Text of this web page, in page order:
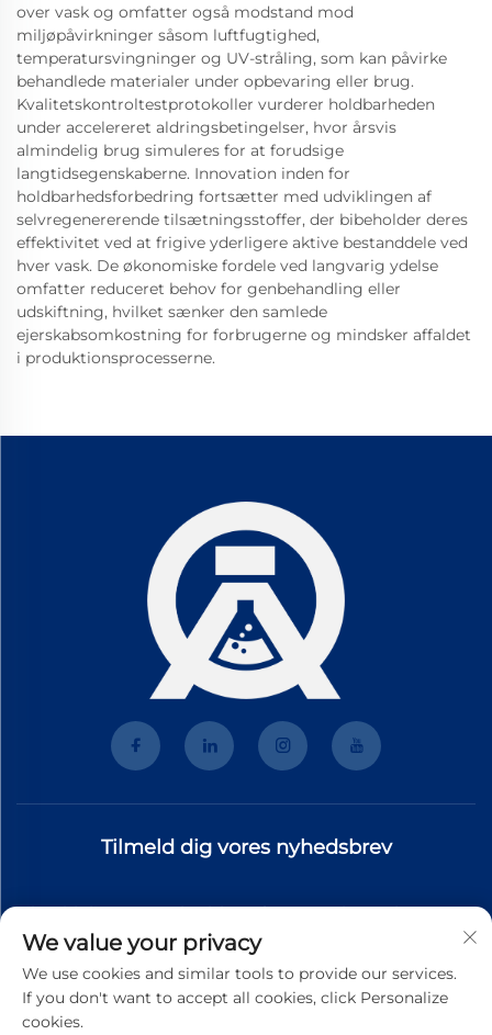
over vask og omfatter også modstand mod
miljøpåvirkninger såsom luftfugtighed,
temperatursvingninger og UV-stråling, som kan påvirke
behandlede materialer under opbevaring eller brug.
Kvalitetskontroltestprotokoller vurderer holdbarheden
under accelereret aldringsbetingelser, hvor årsvis
almindelig brug simuleres for at forudsige
langtidsegenskaberne. Innovation inden for
holdbarhedsforbedring fortsætter med udviklingen af
selvregenererende tilsætningsstoffer, der bibeholder deres
effektivitet ved at frigive yderligere aktive bestanddele ved
hver vask. De økonomiske fordele ved langvarig ydelse
omfatter reduceret behov for genbehandling eller
udskiftning, hvilket sænker den samlede
ejerskabsomkostning for forbrugerne og mindsker affaldet
i produktionsprocesserne.
Tilmeld dig vores nyhedsbrev
Tilmeld dig vores nyhedsbrev for at modtage de nyeste
branchenyt, opdateringer og indsigt fra vores team.
We value your privacy
We use cookies and similar tools to provide our services.
If you don't want to accept all cookies, click Personalize
cookies.